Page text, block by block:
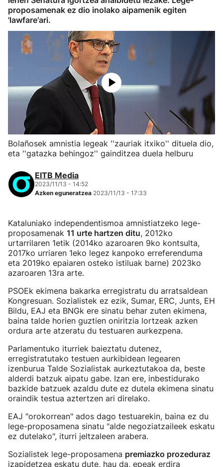
proposamenak ez dio inolako aipamenik egiten
'lawfare'ari.
Bolañosek amnistia legeak ''zauriak itxiko'' dituela dio,
eta ''gatazka behingoz'' gainditzea duela helburu
EITB Media
2023/11/13 - 14:52
Azken eguneratzea 2023/11/13 - 17:33
Kataluniako independentismoa amnistiatzeko lege-
proposamenak 11 urte hartzen ditu, 2012ko
urtarrilaren 1etik (2014ko azaroaren 9ko kontsulta,
2017ko urriaren 1eko legez kanpoko erreferenduma
eta 2019ko epaiaren osteko istiluak barne) 2023ko
azaroaren 13ra arte.
PSOEk ekimena bakarka erregistratu du arratsaldean
Kongresuan. Sozialistek ez ezik, Sumar, ERC, Junts, EH
Bildu, EAJ eta BNGk ere sinatu behar zuten ekimena,
baina talde horien guztien oniritzia lortzeak azken
ordura arte atzeratu du testuaren aurkezpena.
Parlamentuko iturriek baieztatu dutenez,
erregistratutako testuen aurkibidean legearen
izenburua Talde Sozialistak aurkeztutakoa da, beste
alderdi batzuk aipatu gabe. Izan ere, inbestidurako
bazkide batzuek azaldu dute ez dutela ekimena sinatu
oraindik testua aztertzen ari direlako.
EAJ "orokorrean" ados dago testuarekin, baina ez du
lege-proposamena sinatu "alde negoziatzaileek eskatu
ez dutelako", iturri jeltzaleen arabera.
Sozialistek lege-proposamena premiazko prozeduraz
izapidetzea eskatu dute, hau da, epeak erdira